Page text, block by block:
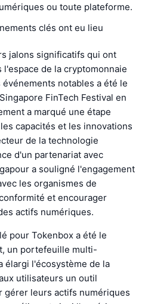
ou toute plateforme.
clés ont eu lieu
jalons significatifs qui ont
de la cryptomonnaie
notables a été le
FinTech Festival en
a marqué une étape
capacités et les innovations
de la technologie
d'un partenariat avec
a souligné l'engagement
les organismes de
et encourager
actifs numériques.
pour Tokenbox a été le
un portefeuille multi-
élargi l'écosystème de la
utilisateurs un outil
gérer leurs actifs numériques